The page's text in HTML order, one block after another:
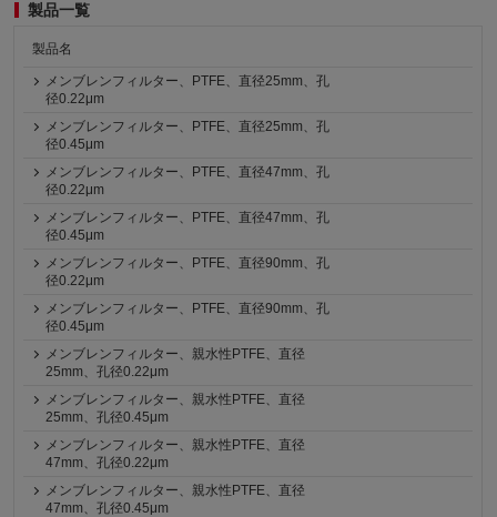
製品一覧
製品名
メンブレンフィルター、PTFE、直径25mm、孔
径0.22μm
メンブレンフィルター、PTFE、直径25mm、孔
径0.45μm
メンブレンフィルター、PTFE、直径47mm、孔
径0.22μm
メンブレンフィルター、PTFE、直径47mm、孔
径0.45μm
メンブレンフィルター、PTFE、直径90mm、孔
径0.22μm
メンブレンフィルター、PTFE、直径90mm、孔
径0.45μm
メンブレンフィルター、親水性PTFE、直径
25mm、孔径0.22μm
メンブレンフィルター、親水性PTFE、直径
25mm、孔径0.45μm
メンブレンフィルター、親水性PTFE、直径
47mm、孔径0.22μm
メンブレンフィルター、親水性PTFE、直径
47mm、孔径0.45μm